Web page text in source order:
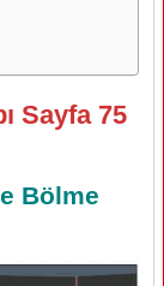
Sayfa 75
Bölme